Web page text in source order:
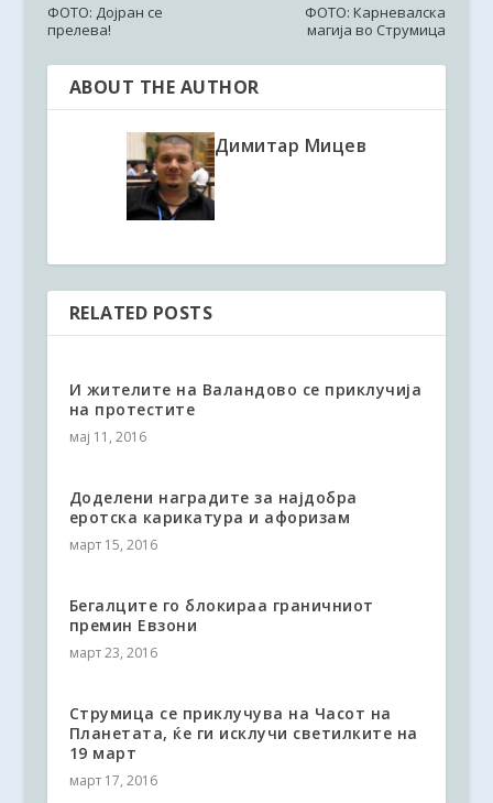
ФОТО: Дојран се
прелева!
ФОТО: Карневалска
магија во Струмица
ABOUT THE AUTHOR
Димитар Мицев
RELATED POSTS
И жителите на Валандово се приклучија
на протестите
мај 11, 2016
Доделени наградите за најдобра
еротска карикатура и афоризам
март 15, 2016
Бегалците го блокираа граничниот
премин Евзони
март 23, 2016
Струмица се приклучува на Часот на
Планетата, ќе ги исклучи светилките на
19 март
март 17, 2016